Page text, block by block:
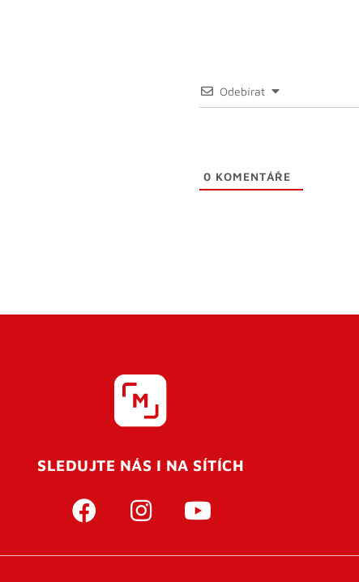
Odebírat
0 KOMENTÁŘE
SLEDUJTE NÁS I NA SÍTÍCH